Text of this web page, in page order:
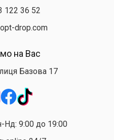
122 36 52
drop.com
на Вас
Базова 17
Нд: 9:00 до 19:00